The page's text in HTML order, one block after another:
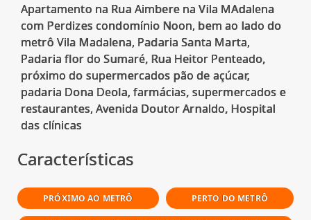
Apartamento na Rua Aimbere na Vila MAdalena
com Perdizes condomínio Noon, bem ao lado do
metrô Vila Madalena, Padaria Santa Marta,
Padaria flor do Sumaré, Rua Heitor Penteado,
próximo do supermercados pão de açúcar,
padaria Dona Deola, farmácias, supermercados e
restaurantes, Avenida Doutor Arnaldo, Hospital
Características
PRÓXIMO AO METRÔ PERTO DO METRÔ